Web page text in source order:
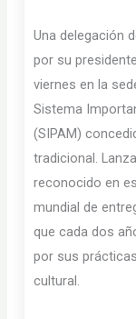
Una delegación
por su
viernes en la
Sistema
(SIPAM)
tradicional.
reconocido en
mundial de
que cada dos
por sus
cultural.